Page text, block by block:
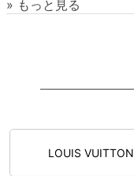
» もっと見る
LOUIS VUITTON